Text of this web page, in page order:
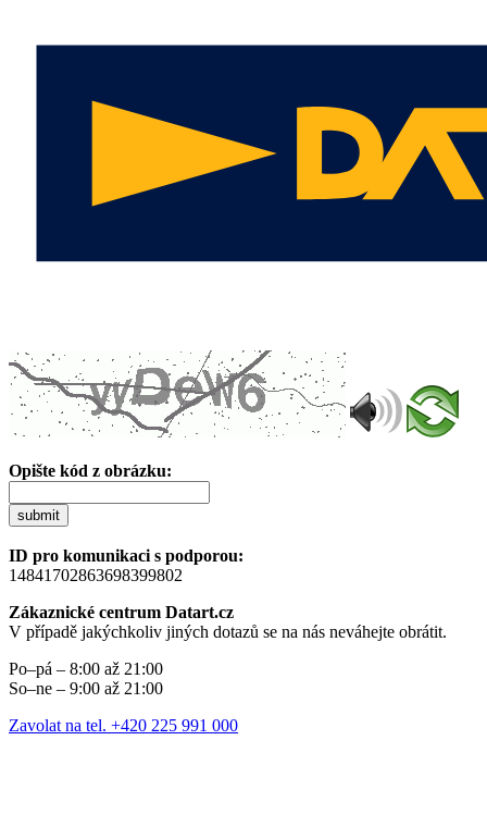
Opište kód z obrázku:
submit
ID pro komunikaci s podporou:
14841702863698399802
Zákaznické centrum Datart.cz
V případě jakýchkoliv jiných dotazů se na nás neváhejte obrátit.
Po–pá – 8:00 až 21:00
So–ne – 9:00 až 21:00
Zavolat na tel. +420 225 991 000